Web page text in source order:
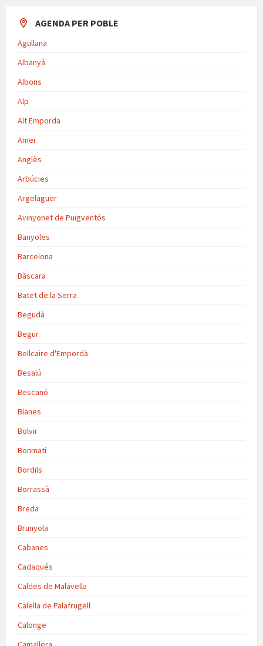
AGENDA PER POBLE
Agullana
Albanyà
Albons
Alp
Alt Emporda
Amer
Anglès
Arbúcies
Argelaguer
Avinyonet de Puigventós
Banyoles
Barcelona
Bàscara
Batet de la Serra
Begudà
Begur
Bellcaire d'Empordà
Besalú
Bescanó
Blanes
Bolvir
Bonmatí
Bordils
Borrassà
Breda
Brunyola
Cabanes
Cadaqués
Caldes de Malavella
Calella de Palafrugell
Calonge